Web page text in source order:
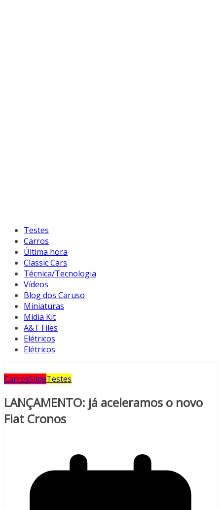
Testes
Carros
Última hora
Classic Cars
Técnica/Tecnologia
Vídeos
Blog dos Caruso
Miniaturas
Mídia Kit
A&T Files
Elétricos
Elétricos
CarrosSlideTestes
LANÇAMENTO: já aceleramos o novo
Fiat Cronos